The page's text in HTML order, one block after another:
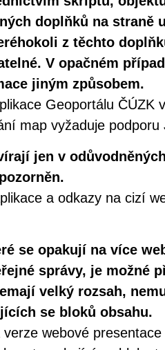
doplňků na straně
z těchto
V opačném
jiným způsobem.
Geoportálu ČÚZK
map vyžaduje podporu
jen v
a odkazy na cizí
se opakují na více
správy, je možné
velký rozsah,
se bloků obsahu.
verze webové